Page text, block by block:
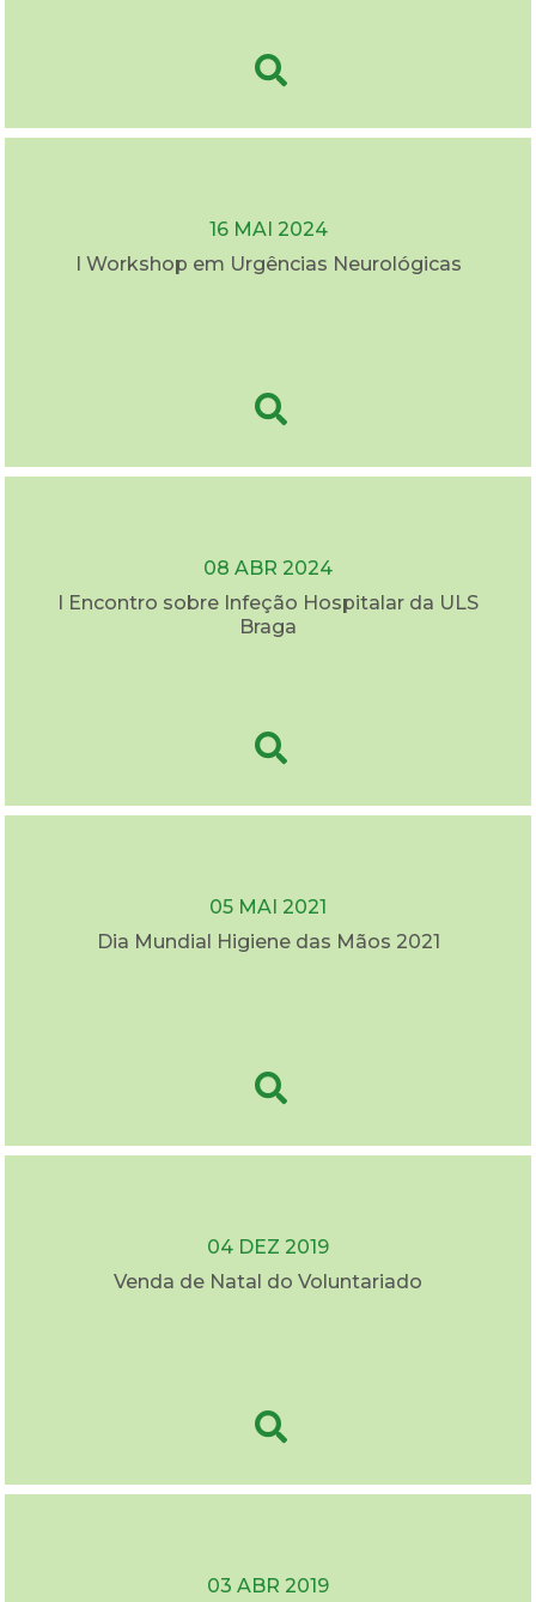
16 MAI 2024
I Workshop em Urgências Neurológicas
08 ABR 2024
I Encontro sobre Infeção Hospitalar da ULS
Braga
05 MAI 2021
Dia Mundial Higiene das Mãos 2021
04 DEZ 2019
Venda de Natal do Voluntariado
03 ABR 2019